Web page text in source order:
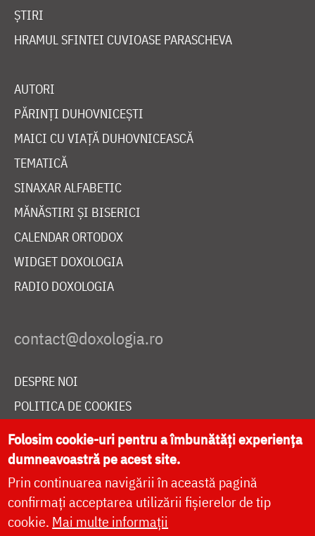
ȘTIRI
HRAMUL SFINTEI CUVIOASE PARASCHEVA
AUTORI
PĂRINȚI DUHOVNICEȘTI
MAICI CU VIAȚĂ DUHOVNICEASCĂ
TEMATICĂ
SINAXAR ALFABETIC
MĂNĂSTIRI ȘI BISERICI
CALENDAR ORTODOX
WIDGET DOXOLOGIA
RADIO DOXOLOGIA
DESPRE NOI
POLITICA DE COOKIES
DONEAZĂ ONLINE PENTRU CATEDRALA NAȚIONALĂ
LIVE
Folosim cookie-uri pentru a îmbunătăți experiența
dumneavoastră pe acest site.
Prin continuarea navigării în această pagină
confirmați acceptarea utilizării fișierelor de tip
cookie. Mai multe informații